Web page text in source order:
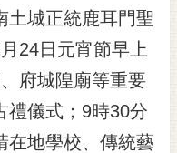
土城正統鹿耳門聖
24日元宵節早上
府城隍廟等重要
禮儀式；9時30分
在地學校、傳統藝